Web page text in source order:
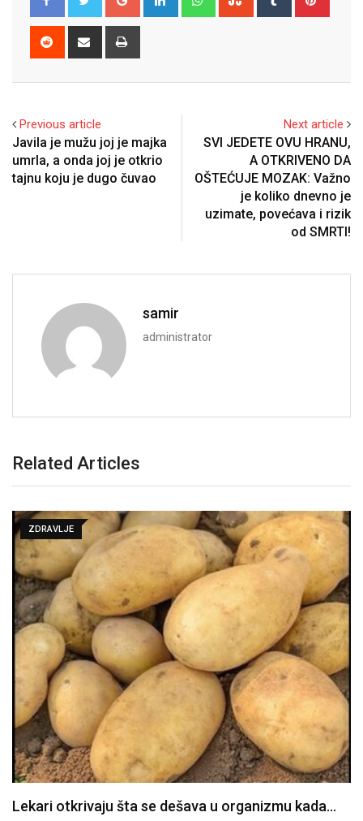
Reddit
Share
Previous article
Javila je mužu joj je majka
umrla, a onda joj je otkrio
tajnu koju je dugo čuvao
Next article
SVI JEDETE OVU HRANU,
A OTKRIVENO DA
OŠTEĆUJE MOZAK: Važno
je koliko dnevno je
uzimate, povećava i rizik
od SMRTI!
samir
administrator
Related Articles
ZDRAVLJE
Lekari otkrivaju šta se dešava u organizmu kada…